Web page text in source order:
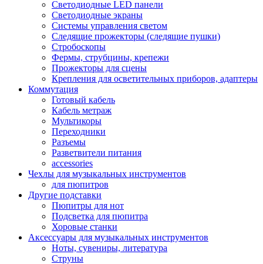
Светодиодные LED панели
Светодиодные экраны
Системы управления светом
Следящие прожекторы (следящие пушки)
Стробоскопы
Фермы, струбцины, крепежи
Прожекторы для сцены
Крепления для осветительных приборов, адаптеры
Коммутация
Готовый кабель
Кабель метраж
Мультикоры
Переходники
Разъемы
Разветвители питания
accessories
Чехлы для музыкальных инструментов
для пюпитров
Другие подставки
Пюпитры для нот
Подсветка для пюпитра
Хоровые станки
Аксессуары для музыкальных инструментов
Ноты, сувениры, литература
Струны